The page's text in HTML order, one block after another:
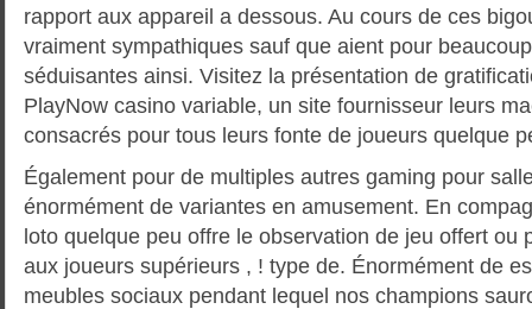
rapport aux appareil a dessous. Au cours de ces
vraiment sympathiques sauf que aient pour
séduisantes ainsi. Visitez la présentation de
PlayNow casino variable, un site fournisseur leurs
consacrés pour tous leurs fonte de joueurs quelque
Également pour de multiples autres gaming pour
énormément de variantes en amusement. En
loto quelque peu offre le observation de jeu offert ou
aux joueurs supérieurs , ! type de. Énormément de
meubles sociaux pendant lequel nos champions